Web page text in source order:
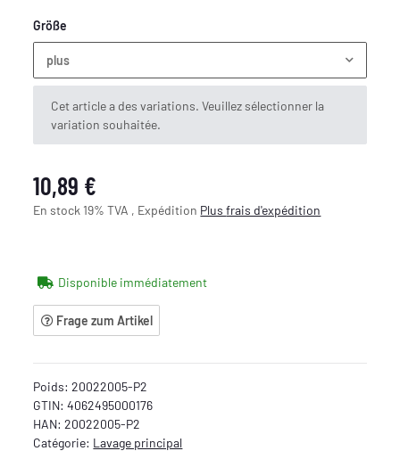
Größe
plus
x
Cet article a des variations. Veuillez sélectionner la
variation souhaitée.
10,89 €
En stock 19% TVA , Expédition Plusfrais d'expédition
Disponible immédiatement
Frage zum Artikel
Poids:20022005-P2
GTIN: 4062495000176
HAN: 20022005-P2
Catégorie: Lavage principal